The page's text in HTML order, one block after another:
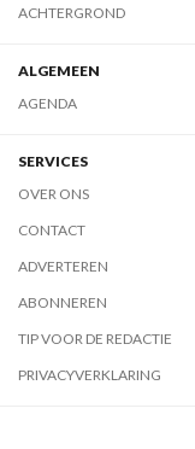
ACHTERGROND
ALGEMEEN
AGENDA
SERVICES
OVER ONS
CONTACT
ADVERTEREN
ABONNEREN
TIP VOOR DE REDACTIE
PRIVACYVERKLARING